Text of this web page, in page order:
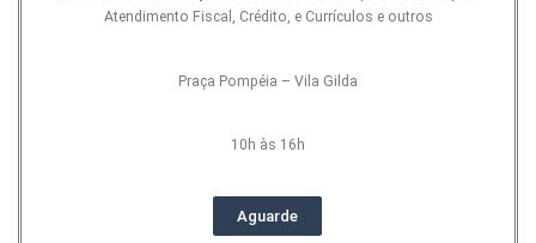
Atendimento Fiscal, Crédito, e Currículos e outros
Praça Pompéia – Vila Gilda
10h às 16h
Aguarde